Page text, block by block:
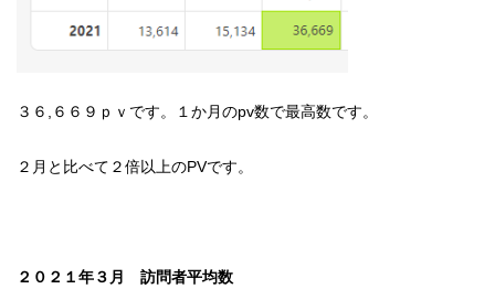
３６,６６９ｐｖです。１か月のpv数で最高数です。
２月と比べて２倍以上のPVです。
２０２１年３月 訪問者平均数